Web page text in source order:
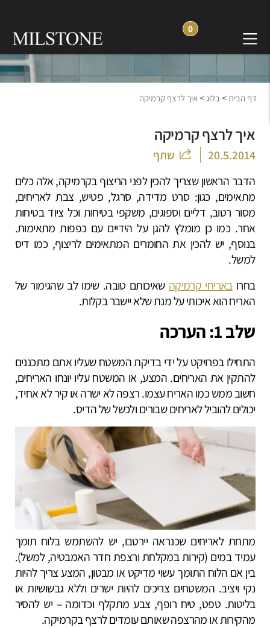
0
בלוג חוויה והשראה
דף הבית> בלוג>איך לרצף קרמיקה
איך לרצף קרמיקה
20.5.2014
שתף
הדבר הראשון שצריך להכין לפני הריצוף בקרמיקה, אלה כלים
מתאימים, כגון: סרט מדידה, סרגל, פטיש, צבת לאריחים,
מסור רטוב, דליים וספוגים, משקפי בטיחות וכל ציוד בטיחות
אחר. כמו כן מומלץ להגן על הידיים עם כפפות מתאימות.
בנוסף, יש להכין את החומרים המתאימים לריצוף, כמו דיס
למשל.
בחרובאריחי קרמיקה שאיכותם טובה. שימו לב שהגימור של
האריח הוא איכותי על מנת שלא יישבר בקלות.
שלב 1: הערכה
התחילו בפרויקט על ידי בדיקת המשטח שעליו אתם מתכננים
להתקין את האריחים. המצע, או המשטח עליו יונחו האריחים,
חשוב ממש כמו האריח עצמו. רצפה לא ישרה או קיר לא אחיד,
יכולים להוביל לאריחים שבורים ולכשל של הדיס.
מתחת לאריחים שכנראה יירטבו, יש להשתמש בלוח תומך
עמיד במים (קירות במקלחת ורצפת חדר האמבטיה, למשל).
בין אם הלוח התומך עשוי מדיקט או מבטון, המצע צריך להיות
נקי ויציב. המשטחים צריכים להיות ישרים וללא גבשושיות או
בליטות. טפט, טיח רופף, צבע מתקלף וכדומה – יש להסיר
מהקירות או מהרצפה שאותם עומדים לרצף בקרמיקה.